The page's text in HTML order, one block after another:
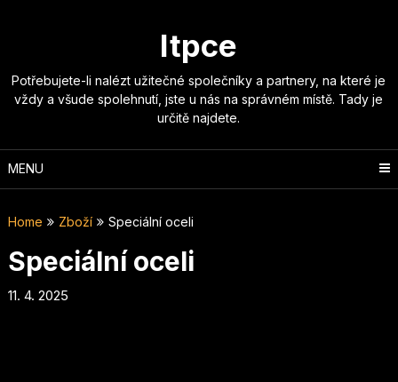
Itpce
Potřebujete-li nalézt užitečné společníky a partnery, na které je
vždy a všude spolehnutí, jste u nás na správném místě. Tady je
určitě najdete.
MENU
Home Zboží Speciální oceli
Speciální oceli
11. 4. 2025